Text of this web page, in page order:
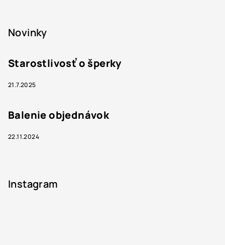
Novinky
Starostlivosť o šperky
21.7.2025
Balenie objednávok
22.11.2024
Instagram